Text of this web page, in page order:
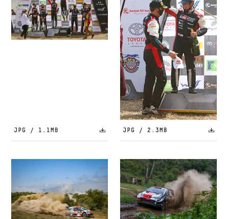
JPG / 1.1MB JPG / 2.3MB